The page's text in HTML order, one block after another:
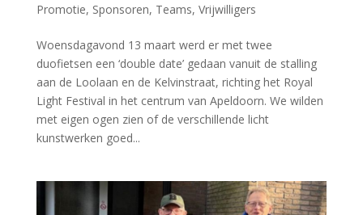
Promotie, Sponsoren, Teams, Vrijwilligers
Woensdagavond 13 maart werd er met twee
duofietsen een ‘double date’ gedaan vanuit de stalling
aan de Loolaan en de Kelvinstraat, richting het Royal
Light Festival in het centrum van Apeldoorn. We wilden
met eigen ogen zien of de verschillende licht
kunstwerken goed...